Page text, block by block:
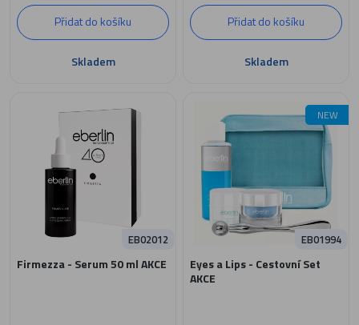
Přidat do košíku
Skladem
Přidat do košíku
Skladem
Firmezza - Serum 50 ml AKCE
EB02012
NEW
Eyes a Lips - Cestovní Set
AKCE
EB01994